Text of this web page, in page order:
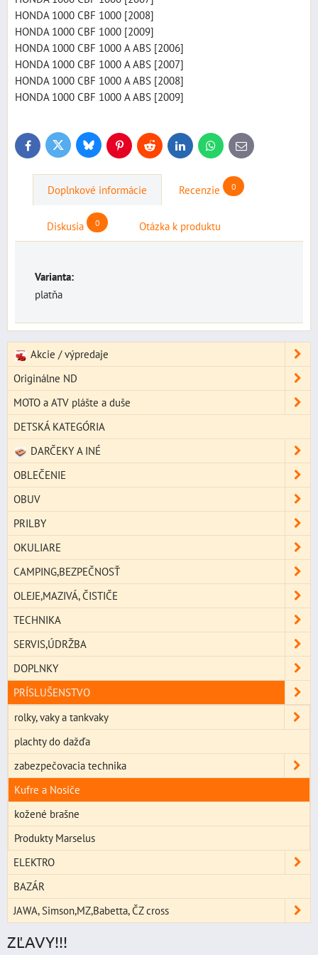
HONDA 1000 CBF 1000 [2008]
HONDA 1000 CBF 1000 [2009]
HONDA 1000 CBF 1000 A ABS [2006]
HONDA 1000 CBF 1000 A ABS [2007]
HONDA 1000 CBF 1000 A ABS [2008]
HONDA 1000 CBF 1000 A ABS [2009]
FacebookTwitter BlueskyPinterestReddit LinkedInWhatsApp
E-
mail
Doplnkové informácie Recenzie 0
Diskusia 0 Otázka k produktu
Varianta:
platňa
Akcie / výpredaje
Originálne ND
MOTO a ATV plášte a duše
DETSKÁ KATEGÓRIA
DARČEKY A INÉ
OBLEČENIE
OBUV
PRILBY
OKULIARE
CAMPING,BEZPEČNOSŤ
OLEJE,MAZIVÁ, ČISTIČE
TECHNIKA
SERVIS,ÚDRŽBA
DOPLNKY
PRÍSLUŠENSTVO
rolky, vaky a tankvaky
plachty do dažďa
zabezpečovacia technika
Kufre a Nosiče
kožené brašne
Produkty Marselus
ELEKTRO
BAZÁR
JAWA, Simson,MZ,Babetta, ČZ cross
ZĽAVY!!!